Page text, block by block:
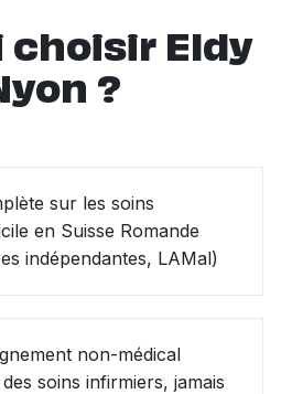
choisir Eldy
?
sur les soins
en Suisse Romande
indépendantes, LAMal)
non-médical
soins infirmiers, jamais